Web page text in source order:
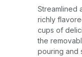
Streamlined
richly
cups of
the
pouring and